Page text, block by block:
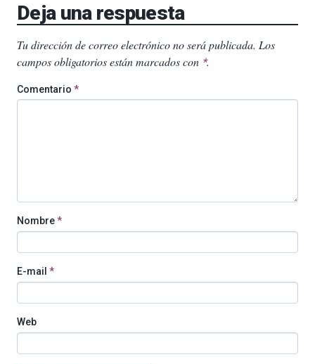
Deja una respuesta
Tu dirección de correo electrónico no será publicada. Los
campos obligatorios están marcados con *.
Comentario *
Nombre*
E-mail *
Web